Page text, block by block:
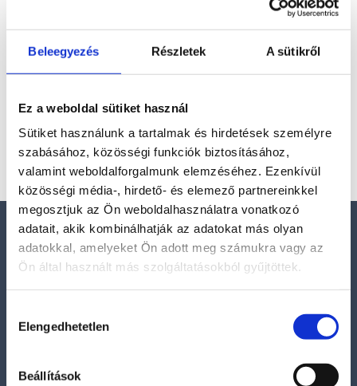
Beleegyezés Részletek A sütikről
Ez a weboldal sütiket használ
Sütiket használunk a tartalmak és hirdetések személyre
szabásához, közösségi funkciók biztosításához,
valamint weboldalforgalmunk elemzéséhez. Ezenkívül
közösségi média-, hirdető- és elemező partnereinkkel
megosztjuk az Ön weboldalhasználatra vonatkozó
adatait, akik kombinálhatják az adatokat más olyan
adatokkal, amelyeket Ön adott meg számukra vagy az
Ön által használt más szolgáltatásokból gyűjtöttek.
kiválasztása
Elengedhetetlen
Beállítások
Utánvét csak házhozszállításnál, indokolatlan
Vásárlás folytatása
Elérhetőségek
E-mail:
szelenitspirit@gmail.com
Tel. (09:00 – 17:00h):